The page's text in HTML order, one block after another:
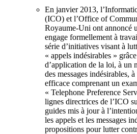
En janvier 2013,
(ICO) et l’Office of
Royaume-Uni ont annoncé
engage formellement à
série d’initiatives visant à
« appels indésirables »
d’application de la loi, à un
des messages indésirables,
efficace comprenant un
« Telephone Preference
lignes directrices de l’ICO
guides mis à jour à
les appels et les messages
propositions pour lutter